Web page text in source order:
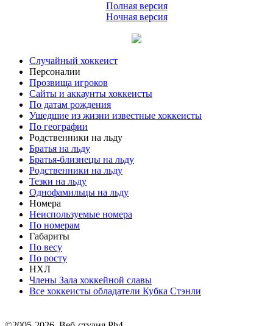
Полная версия
Ночная версия
Случайный хоккеист
Персоналии
Прозвища игроков
Сайты и аккаунты хоккеисты
По датам рождения
Ушедшие из жизни известные хоккеисты
По географии
Родственники на льду
Братья на льду
Братья-близнецы на льду
Родственники на льду
Тезки на льду
Однофамильцы на льду
Номера
Неиспользуемые номера
По номерам
Габариты
По весу
По росту
НХЛ
Члены Зала хоккейной славы
Все хоккеисты обладатели Кубка Стэнли